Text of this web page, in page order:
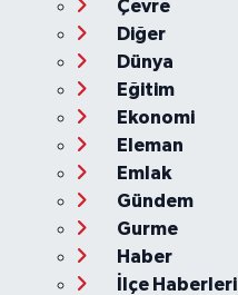
Çevre
Diğer
Dünya
Eğitim
Ekonomi
Eleman
Emlak
Gündem
Gurme
Haber
İlçe Haberleri